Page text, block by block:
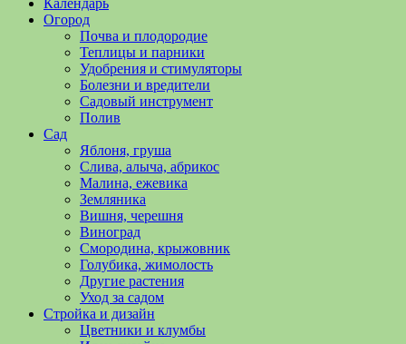
Огородничество
огородничество
полезные
уходу
овощами,
растениями
Поможем
обустройстве
выращивании
Календарь
Огород
Почва и плодородие
Теплицы и парники
Удобрения и стимуляторы
Болезни и вредители
Садовый инструмент
Полив
Сад
Яблоня, груша
Слива, алыча, абрикос
Малина, ежевика
Земляника
Вишня, черешня
Виноград
Смородина, крыжовник
Голубика, жимолость
Другие растения
Уход за садом
Стройка и дизайн
Цветники и клумбы